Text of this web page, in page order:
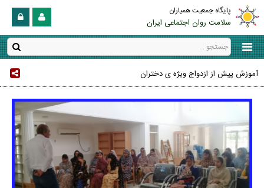
پایگاه جمعیت همیاران
سلامت روان اجتماعی ایران
آموزش پیش از ازدواج ویژه ی دختران